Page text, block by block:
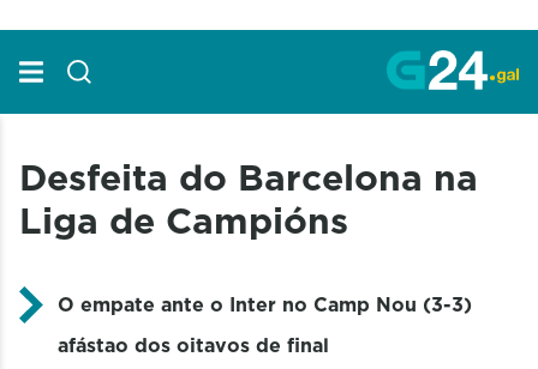
Desfeita do Barcelona na
Liga de Campións
O empate ante o Inter no Camp Nou (3-3)
afástao dos oitavos de final